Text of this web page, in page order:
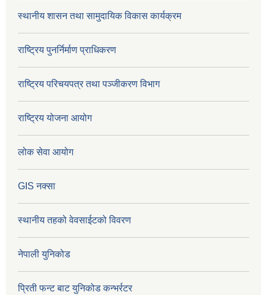
स्थानीय शासन तथा सामुदायिक विकास कार्यक्रम
राष्ट्रिय पुनर्निर्माण प्राधिकरण
राष्ट्रिय परिचयपत्र तथा पञ्जीकरण विभाग
राष्ट्रिय योजना आयोग
लोक सेवा आयोग
GIS नक्सा
स्थानीय तहको वेवसाईटको विवरण
नेपाली युनिकोड
प्रिती फन्ट बाट युनिकोड कन्भर्रटर